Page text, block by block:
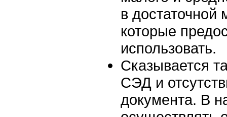
в
которые
использовать.
Сказывается
СЭД и
документа. В